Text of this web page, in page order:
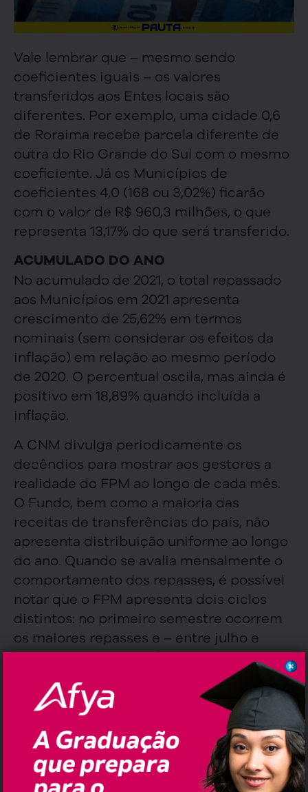
Vale lembrar que – mesmo sendo
coeficientes iguais – os valores
transferidos aos Entes locais são
diferentes. Por exemplo, uma cidade 0,6
de Roraima recebe parcela diferente de
outra do Rio Grande do Sul com o mesmo
coeficiente. Já os Municípios de
coeficientes 4,0 (168 ou 3,02%) ficarão
com o valor de R$ 960,3 milhões, o que
representa 13,17% do que será transferido.
ACUMULADO DO ANO
No acumulado de 2021, o total repassado
aos Municípios em 2021 apresenta
crescimento de 25,62% em termos
nominais (sem considerar os efeitos da
inflação) em relação ao mesmo período
de 2020. O percentual oscila, mas ainda é
positivo em 18,89% quando incluída a
inflação.
A CNM divulga periodicamente os
decêndios para mostrar aos gestores a
realidade do FPM ao longo de cada mês.
O Fundo, bem como a maioria das
receitas de transferências do país, não
apresenta distribuição uniforme ao longo
do ano. Quando se avalia mensalmente o
comportamento dos repasses, é possível
notar que o FPM apresenta dois ciclos
distintos: no primeiro semestre ocorrem
os maiores repasses e – entre julho e
outubro – os valores diminuem
Diante disso, a Confederação alerta os
gestores para que tenham prudência na
administração local, principalmente no
cenário de instabilidade agravado com a
pandemia da Covid-19. Para auxiliar os